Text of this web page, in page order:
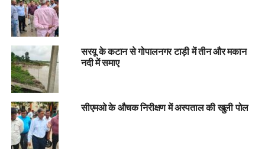
सरयू के कटान से गोपालनगर टाड़ी में तीन और मकान
नदी में समाए
सीएमओ के औचक निरीक्षण में अस्पताल की खुली पोल